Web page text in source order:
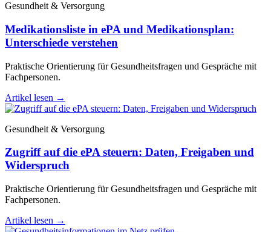
Gesundheit & Versorgung
Medikationsliste in ePA und Medikationsplan:
Unterschiede verstehen
Praktische Orientierung für Gesundheitsfragen und Gespräche mit
Fachpersonen.
Artikel lesen →
Gesundheit & Versorgung
Zugriff auf die ePA steuern: Daten, Freigaben und
Widerspruch
Praktische Orientierung für Gesundheitsfragen und Gespräche mit
Fachpersonen.
Artikel lesen →